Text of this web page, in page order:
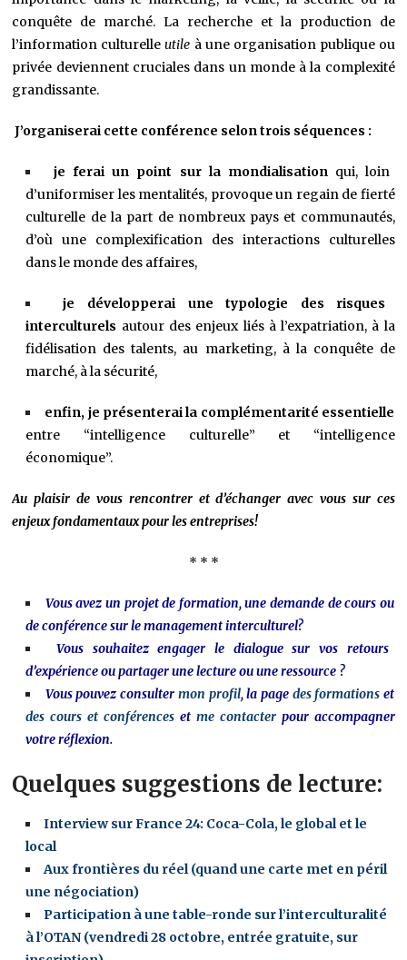
conquête de marché. La recherche et la production de
l’information culturelleutile à une organisation publique ou
privée deviennent cruciales dans un monde à la complexité
grandissante.
J’organiserai cette conférence selon trois séquences :
je ferai un point sur la mondialisation qui, loin
d’uniformiser les mentalités, provoque un regain de fierté
culturelle de la part de nombreux pays et communautés,
d’où une complexification des interactions culturelles
dans le monde des affaires,
je développerai une typologie des risques
interculturels autour des enjeux liés à l’expatriation, à la
fidélisation des talents, au marketing, à la conquête de
marché, à la sécurité,
enfin, je présenterai la complémentarité essentielle
entre “intelligence culturelle” et “intelligence
économique”.
Au plaisir de vous rencontrer et d’échanger avec vous sur ces
enjeux fondamentaux pour les entreprises!
* * *
Vous avez un projet de formation, une demande de cours ou
de conférence sur le management interculturel?
Vous souhaitez engager le dialogue sur vos retours
d’expérience ou partager une lecture ou une ressource ?
Vous pouvez consulter mon profil, la page des formations et
des cours et conférences et me contacter pour accompagner
votre réflexion.
Quelques suggestions de lecture:
Interview sur France 24: Coca-Cola, le global et le
local
Aux frontières du réel (quand une carte met en péril
une négociation)
Participation à une table-ronde sur l’interculturalité
à l’OTAN (vendredi 28 octobre, entrée gratuite, sur